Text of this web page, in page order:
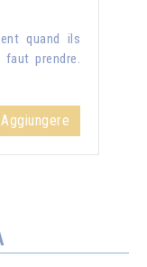
quand ils
faut prendre.
Aggiungere